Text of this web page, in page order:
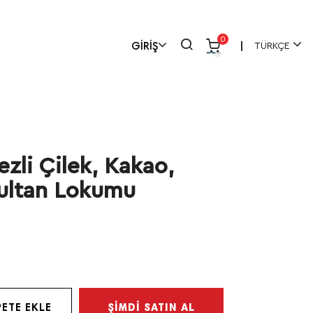
GİRİŞ
0
TÜRKÇE
Çilek, Kakao,
Lokumu
EKLE ŞİMDİ SATIN AL